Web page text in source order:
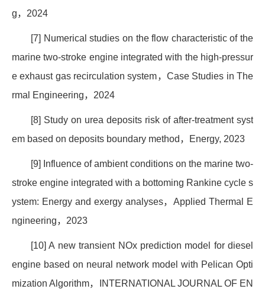
g， 2024
[7] Numerical studies on the flow characteristic of the
marine two-stroke engine integrated with the high-pressur
e exhaust gas recirculation system，Case Studies in The
rmal Engineering， 2024
[8] Study on urea deposits risk of after-treatment syst
em based on deposits boundary method ， Energy, 2023
[9] Influence of ambient conditions on the marine two-
stroke engine integrated with a bottoming Rankine cycle s
ystem: Energy and exergy analyses，Applied Thermal E
ngineering， 2023
[10] A new transient NOx prediction model for diesel
engine based on neural network model with Pelican Opti
mization Algorithm，
INTERNATIONAL JOURNAL OF EN